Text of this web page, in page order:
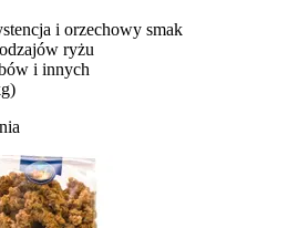
i orzechowy smak
ryżu
i innych